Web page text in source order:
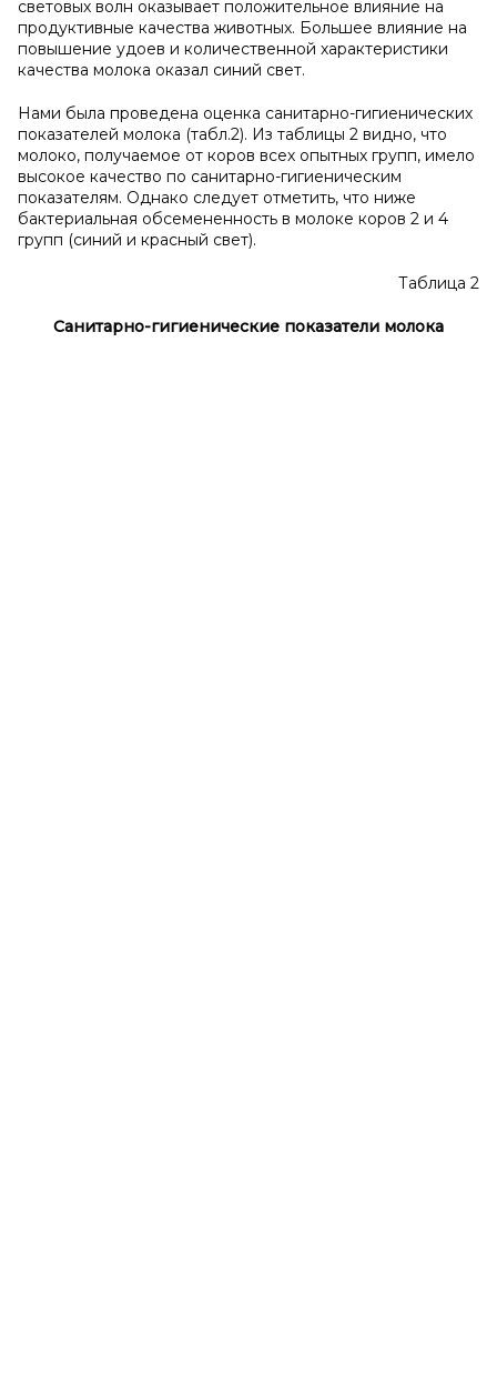
световых волн оказывает положительное влияние на
продуктивные качества животных. Большее влияние на
повышение удоев и количественной характеристики
качества молока оказал синий свет.
Нами была проведена оценка санитарно-гигиенических
показателей молока (табл.2). Из таблицы 2 видно, что
молоко, получаемое от коров всех опытных групп, имело
высокое качество по санитарно-гигиеническим
показателям. Однако следует отметить, что ниже
бактериальная обсемененность в молоке коров 2 и 4
групп (синий и красный свет).
Таблица 2
Санитарно-гигиенические показатели молока